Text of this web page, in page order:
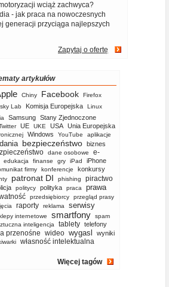
wciąż zachwyca?
- jak praca na nowoczesnych
generacji przyciąga najlepszych
Zapytaj o ofertę
artykułów
Chiny Facebook Firefox
Lab Komisja Europejska Linux
Samsung Stany Zjednoczone
UE UKE USA Unia Europejska
Windows YouTube aplikacje
bezpieczeństwo biznes
dane osobowe
e-
edukacja finanse gry iPad iPhone
firmy konferencje konkursy
patronat DI phishing piractwo
politycy polityka praca
prawa
przedsiębiorcy
przegląd prasy
raporty reklama
serwisy
internetowe smartfony
spam
inteligencja tablety telefony
przenośne wideo wygasl
wyniki
własność intelektualna
Więcej tagów